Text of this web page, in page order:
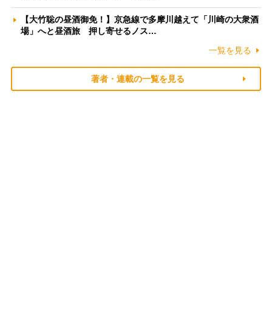
【大竹聡の昼酒御免！】京急線で多摩川越えて「川崎の大衆酒
場」へと昼酒旅 押し寄せるノス…
一覧を見る
著者・連載の一覧を見る